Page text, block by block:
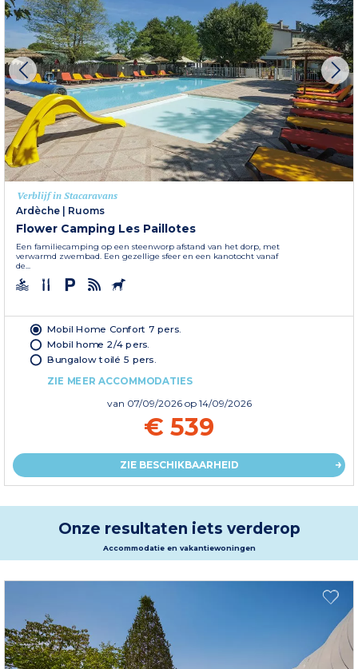
Verblijf in Stacaravans
Ardèche
Ruoms
Flower Camping Les Paillotes
Een familiecamping op een steenworp afstand van het dorp, met
verwarmd zwembad. Een gezellige sfeer en een kanotocht vanaf
de...
Mobil Home Confort 7 pers.
Mobil home 2/4 pers.
Bungalow toilé 5 pers.
ZIE MEER ACCOMMODATIES
van 07/09/2026 op 14/09/2026
€ 539
ZIE BESCHIKBAARHEID
Onze resultaten iets verderop
Accommodatie en vakantiewoningen